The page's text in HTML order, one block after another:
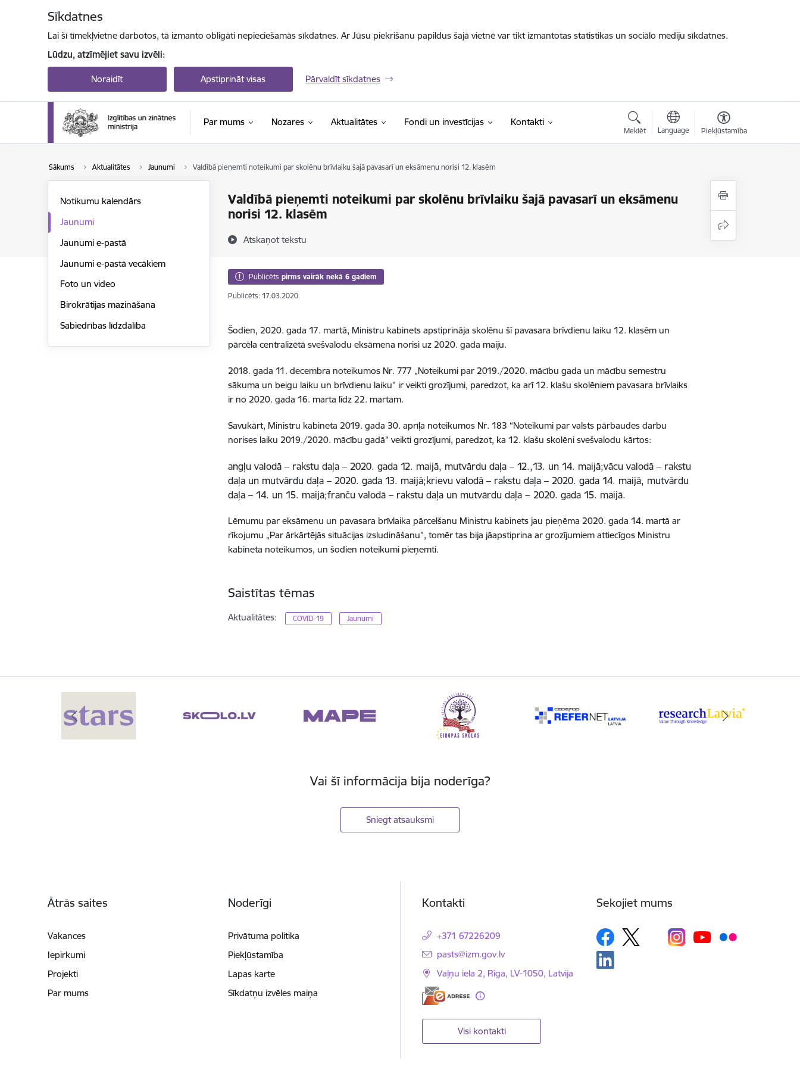
Sīkdatnes
Lai šī tīmekļvietne darbotos, tā izmanto obligāti nepieciešamās sīkdatnes. Ar Jūsu piekrišanu papildus šajā vietnē var tikt izmantotas statistikas un sociālo mediju sīkdatnes.
Lūdzu, atzīmējiet savu izvēli:
Noraidīt Apstiprināt visas Pārvaldīt sīkdatnes
Par mums Nozares Aktualitātes Fondi un investīcijas Kontakti
Meklēt Language Piekļūstamība
Sākums Aktualitātes Jaunumi Valdībā pieņemti noteikumi par skolēnu brīvlaiku šajā pavasarī un eksāmenu norisi 12. klasēm
Valdībā pieņemti noteikumi par skolēnu brīvlaiku šajā pavasarī un eksāmenu
norisi 12. klasēm
Atskaņot tekstu
Notikumu kalendārs
Jaunumi
Jaunumi e-pastā
Jaunumi e-pastā vecākiem
Foto un video
Birokrātijas mazināšana
Sabiedrības līdzdalība
Publicēts pirms vairāk nekā 6 gadiem
Publicēts: 17.03.2020.
Šodien, 2020. gada 17. martā, Ministru kabinets apstiprināja skolēnu šī pavasara brīvdienu laiku 12. klasēm un
pārcēla centralizētā svešvalodu eksāmena norisi uz 2020. gada maiju.
2018. gada 11. decembra noteikumos Nr. 777 „Noteikumi par 2019./2020. mācību gada un mācību semestru
sākuma un beigu laiku un brīvdienu laiku” ir veikti grozījumi, paredzot, ka arī 12. klašu skolēniem pavasara brīvlaiks
ir no 2020. gada 16. marta līdz 22. martam.
Savukārt, Ministru kabineta 2019. gada 30. aprīļa noteikumos Nr. 183 “Noteikumi par valsts pārbaudes darbu
norises laiku 2019./2020. mācību gadā” veikti grozījumi, paredzot, ka 12. klašu skolēni svešvalodu kārtos:
angļu valodā – rakstu daļa – 2020. gada 12. maijā, mutvārdu daļa – 12.,13. un 14. maijā;vācu valodā – rakstu
daļa un mutvārdu daļa – 2020. gada 13. maijā;krievu valodā – rakstu daļa – 2020. gada 14. maijā, mutvārdu
daļa – 14. un 15. maijā;franču valodā – rakstu daļa un mutvārdu daļa − 2020. gada 15. maijā.
Lēmumu par eksāmenu un pavasara brīvlaika pārcelšanu Ministru kabinets jau pieņēma 2020. gada 14. martā ar
rīkojumu „Par ārkārtējās situācijas izsludināšanu”, tomēr tas bija jāapstiprina ar grozījumiem attiecīgos Ministru
kabineta noteikumos, un šodien noteikumi pieņemti.
Saistītas tēmas
Aktualitātes: COVID-19 Jaunumi
Vai šī informācija bija noderīga?
Sniegt atsauksmi
Ātrās saites
Vakances
Iepirkumi
Projekti
Par mums
Noderīgi
Privātuma politika
Piekļūstamība
Lapas karte
Sīkdatņu izvēles maiņa
Kontakti
+371 67226209
E-pasts:
pasts@izm.gov.lv
Vaļņu iela 2, Rīga, LV-1050, Latvija
Visi kontakti
Sekojiet mums